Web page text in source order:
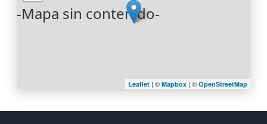
-Mapa sin contenido-
Leaflet| © Mapbox | © OpenStreetMap